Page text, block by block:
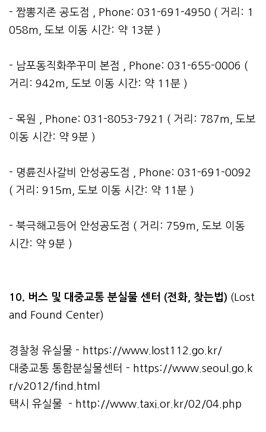
- 짬뽕지존 공도점 , Phone: 031-691-4950 ( 거리: 1
058m, 도보 이동 시간: 약 13분 )
- 남포동직화쭈꾸미 본점 , Phone: 031-655-0006 (
거리: 942m, 도보 이동 시간: 약 11분 )
- 목원 , Phone: 031-8053-7921 ( 거리: 787m, 도보
이동 시간: 약 9분 )
- 명륜진사갈비 안성공도점 , Phone: 031-691-0092
( 거리: 915m, 도보 이동 시간: 약 11분 )
- 북극해고등어 안성공도점 ( 거리: 759m, 도보 이동
시간: 약 9분 )
10. 버스 및 대중교통 분실물 센터 (전화, 찾는법) (Lost
and Found Center)
경찰청 유실물 - https://www.lost112.go.kr/
대중교통 통합분실물센터 - https://www.seoul.go.k
r/v2012/find.html
택시 유실물 - http://www.taxi.or.kr/02/04.php